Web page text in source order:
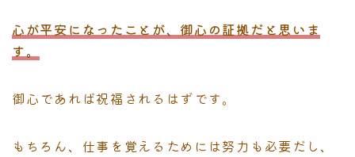
心が平安になったことが、御心の証拠だと思いま
す。
御心であれば祝福されるはずです。
もちろん、仕事を覚えるためには努力も必要だし、